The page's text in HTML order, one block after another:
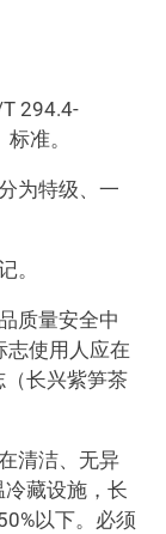
294.4-
准。
为特级、一
。
质量安全中
使用人应在
长兴紫笋茶
清洁、无异
藏设施，长
以下。必须